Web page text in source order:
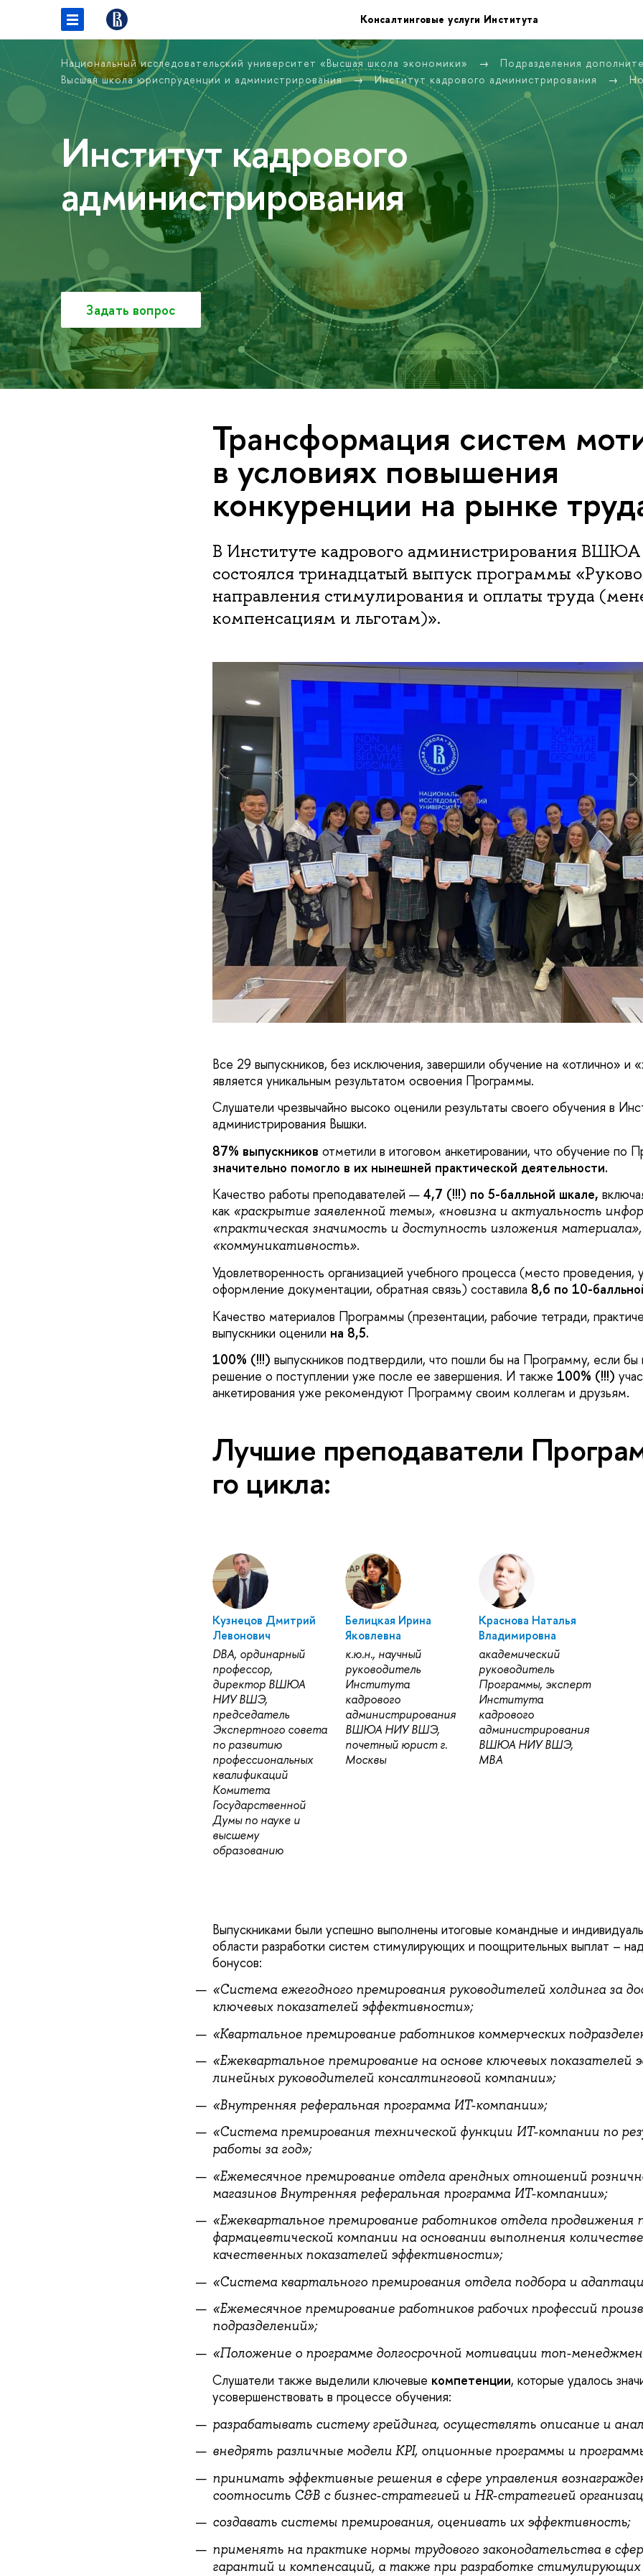
Консалтинговые услуги Института
Национальный исследовательский университет «Высшая школа экономики»
Подразделения
Высшая школа юриспруденции и администрирования
Институт кадрового администрирования
Институт кадрового
администрирования
Задать вопрос
Трансформация систем
в условиях повышения
конкуренции на рынке
В Институте кадрового администрирования
состоялся тринадцатый выпуск программы
направления стимулирования и оплаты труда
компенсациям и льготам)».
Все 29 выпускников, без исключения, завершили обучение на «отлично» и
является уникальным результатом освоения Программы.
Слушатели чрезвычайно высоко оценили результаты своего обучения в
администрирования Вышки.
87% выпускников отметили в итоговом анкетировании, что обучение по
значительно помогло в их нынешней практической деятельности.
Качество работы преподавателей —4,7 (!!!) по 5-балльной шкале,
как «раскрытие заявленной темы», «новизна и актуальность
«практическая значимость и доступность изложения материала»,
«коммуникативность».
Удовлетворенность организацией учебного процесса (место проведения,
оформление документации, обратная связь) составила 8,6 по 10-
Качество материалов Программы (презентации, рабочие тетради,
выпускники оценили на 8,5.
100% (!!!) выпускников подтвердили, что пошли бы на Программу, если бы
решение о поступлении уже после ее завершения. И также 100% (!!!)
анкетирования уже рекомендуют Программу своим коллегам и друзьям.
Лучшие преподаватели
го цикла:
Кузнецов Дмитрий
Левонович
DBA, ординарный
профессор,
директор ВШЮА
НИУ ВШЭ,
председатель
Экспертного совета
по развитию
профессиональных
квалификаций
Комитета
Государственной
Думы по науке и
высшему
образованию
Белицкая Ирина
Яковлевна
к.ю.н., научный
руководитель
Института
кадрового
администрирования
ВШЮА НИУ ВШЭ,
почетный юрист г.
Москвы
Краснова Наталья
Владимировна
академический
руководитель
Программы, эксперт
Института
кадрового
администрирования
ВШЮА НИУ ВШЭ,
МВА
Выпускниками были успешно выполнены итоговые командные и
области разработки систем стимулирующих и поощрительных выплат –
бонусов:
«Система ежегодного премирования руководителей холдинга за
ключевых показателей эффективности»;
«Квартальное премирование работников коммерческих
«Ежеквартальное премирование на основе ключевых показателей
линейных руководителей консалтинговой компании»;
«Внутренняя реферальная программа ИТ-компании»;
«Система премирования технической функции ИТ-компании по
работы за год»;
«Ежемесячное премирование отдела арендных отношений
магазинов Внутренняя реферальная программа ИТ-компании»;
«Ежеквартальное премирование работников отдела продвижения
фармацевтической компании на основании выполнения
качественных показателей эффективности»;
«Система квартального премирования отдела подбора и
«Ежемесячное премирование работников рабочих профессий
подразделений»;
«Положение о программе долгосрочной мотивации топ-
Слушатели также выделили ключевые компетенции, которые удалось
усовершенствовать в процессе обучения:
разрабатывать систему грейдинга, осуществлять описание и
внедрять различные модели KPI, опционные программы и
принимать эффективные решения в сфере управления
соотносить C&B с бизнес-стратегией и HR-стратегией
создавать системы премирования, оценивать их эффективность;
применять на практике нормы трудового законодательства в
гарантий и компенсаций, а также при разработке стимулирующих